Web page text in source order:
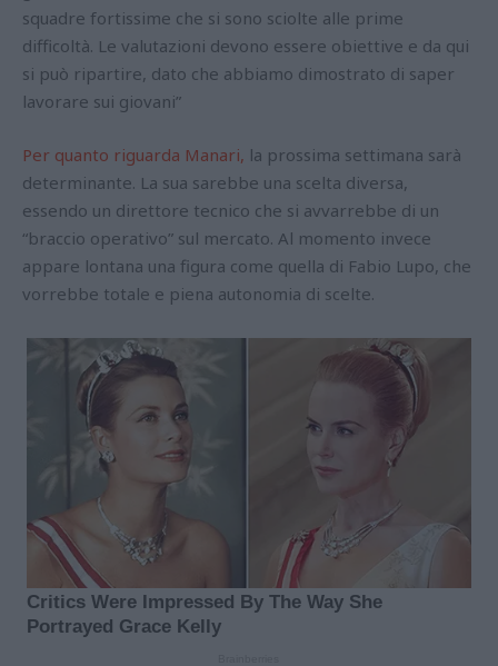
squadre fortissime che si sono sciolte alle prime
difficoltà. Le valutazioni devono essere obiettive e da qui
si può ripartire, dato che abbiamo dimostrato di saper
lavorare sui giovani”
Per quanto riguarda Manari, la prossima settimana sarà
determinante. La sua sarebbe una scelta diversa,
essendo un direttore tecnico che si avvarrebbe di un
“braccio operativo” sul mercato. Al momento invece
appare lontana una figura come quella di Fabio Lupo, che
vorrebbe totale e piena autonomia di scelte.